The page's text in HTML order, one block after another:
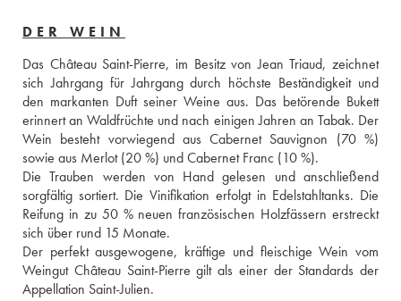
DER WEIN
Das Château Saint-Pierre, im Besitz von Jean Triaud, zeichnet
sich Jahrgang für Jahrgang durch höchste Beständigkeit und
den markanten Duft seiner Weine aus. Das betörende Bukett
erinnert an Waldfrüchte und nach einigen Jahren an Tabak. Der
Wein besteht vorwiegend aus Cabernet Sauvignon (70 %)
sowie aus Merlot (20 %) und Cabernet Franc (10 %).
Die Trauben werden von Hand gelesen und anschließend
sorgfältig sortiert. Die Vinifikation erfolgt in Edelstahltanks. Die
Reifung in zu 50 % neuen französischen Holzfässern erstreckt
sich über rund 15 Monate.
Der perfekt ausgewogene, kräftige und fleischige Wein vom
Weingut Château Saint-Pierre gilt als einer der Standards der
Appellation Saint-Julien.